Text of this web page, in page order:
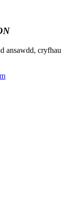
ansawdd, cryfhau